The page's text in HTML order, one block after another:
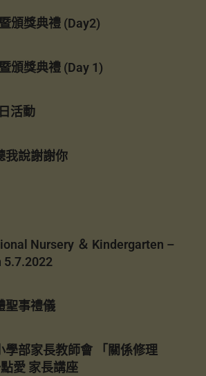
頒獎典禮 (Day2)
頒獎典禮 (Day 1)
活動
我說謝謝你
Nursery ＆ Kindergarten –
5.7.2022
聖事禮儀
學部家長教師會 「關係修理
愛 家長講座